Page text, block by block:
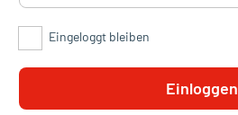
Eingeloggt bleiben
Einloggen